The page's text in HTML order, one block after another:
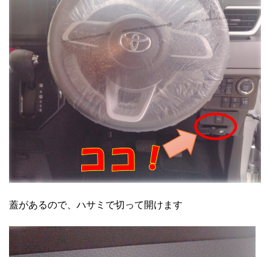
蓋があるので、ハサミで切って開けます